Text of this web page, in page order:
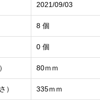
2021/09/03
8 個
0 個
80ｍｍ
） 335ｍｍ